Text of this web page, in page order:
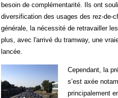
besoin de complémentarité. Ils ont
diversification des usages des rez-de-
générale, la nécessité de retravailler
plus, avec l'arrivé du tramway, une
lancée.
Cependant, la
s’est axée
principalement